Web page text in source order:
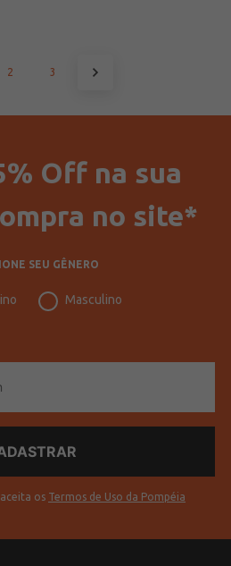
2 3
Off na sua
no site*
SEU GÊNERO
Masculino
os Termos de Uso da Pompéia